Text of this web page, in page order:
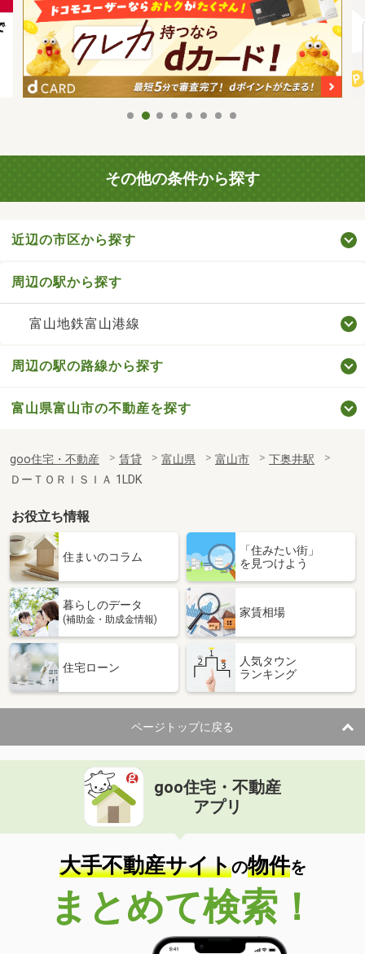
その他の条件から探す
近辺の市区から探す
周辺の駅から探す
富山地鉄富山港線
周辺の駅の路線から探す
富山県富山市の不動産を探す
goo住宅・不動産 賃貸 富山県 富山市
下奥井駅
ＤーＴＯＲＩＳＩＡ 1LDK
お役立ち情報
住まいのコラム
「住みたい街」
を見つけよう
暮らしのデータ
(補助金・助成金情報)
家賃相場
住宅ローン
人気タウン
ランキング
ページトップに戻る
goo住宅・不動産
アプリ
大手不動産サイトの物件を
まとめて検索！